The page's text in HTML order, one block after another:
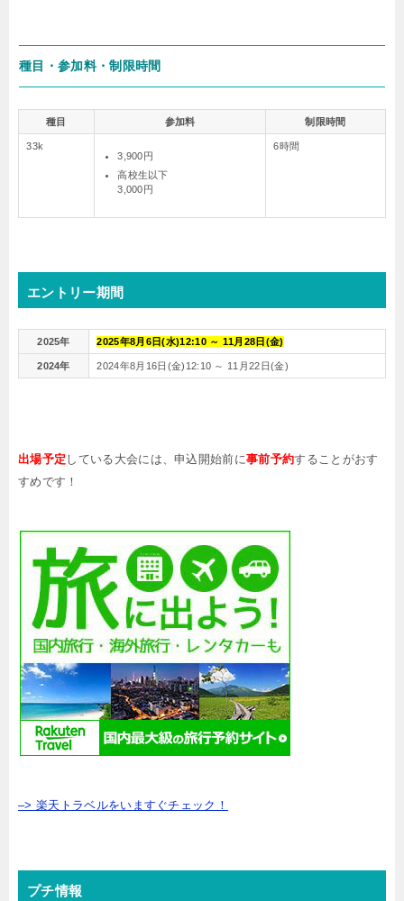
種目・参加料・制限時間
種目 参加料 制限時間
33k
3,900円
高校生以下
3,000円
6時間
エントリー期間
2025年 2025年8月6日(水)12:10 ～ 11月28日(金)
2024年 2024年8月16日(金)12:10 ～ 11月22日(金)
出場予定 している大会には、申込開始前に事前予約することがおす
すめです！
–> 楽天トラベルをいますぐチェック！
プチ情報